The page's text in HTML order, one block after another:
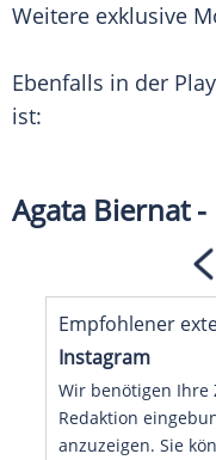
Weitere exklusive
Ebenfalls in der
ist:
Agata Biernat
Empfohlener
Instagram
Wir benötigen Ihre
Redaktion
anzuzeigen. Sie